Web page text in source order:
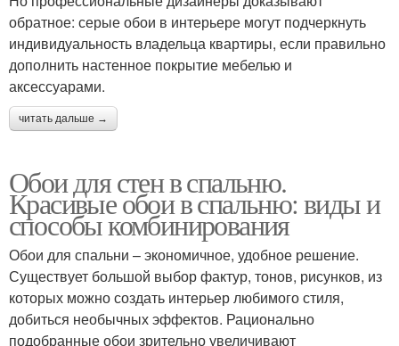
обратное: серые обои в интерьере могут подчеркнуть
индивидуальность владельца квартиры, если правильно
дополнить настенное покрытие мебелью и
аксессуарами.
читать дальше →
Обои для стен в спальню.
Красивые обои в спальню: виды и
способы комбинирования
Обои для спальни – экономичное, удобное решение.
Существует большой выбор фактур, тонов, рисунков, из
которых можно создать интерьер любимого стиля,
добиться необычных эффектов. Рационально
подобранные обои зрительно увеличивают